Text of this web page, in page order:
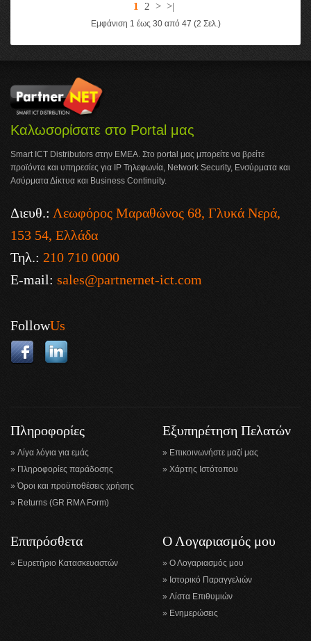
1 2 > >|
Εμφάνιση 1 έως 30 από 47 (2 Σελ.)
Καλωσορίσατε στο Portal μας
Smart ICT Distributors στην ΕΜΕΑ. Στο portal μας μπορείτε να βρείτε
προϊόντα και υπηρεσίες για IP Τηλεφωνία, Network Security, Ενσύρματα και
Ασύρματα Δίκτυα και Business Continuity.
Διευθ.: Λεωφόρος Μαραθώνος 68, Γλυκά Νερά,
153 54, Ελλάδα
Τηλ.: 210 710 0000
E-mail: sales@partnernet-ict.com
FollowUs
Πληροφορίες
Λίγα λόγια για εμάς
Πληροφορίες παράδοσης
Όροι και προϋποθέσεις χρήσης
Returns (GR RMA Form)
Εξυπηρέτηση Πελατών
Επικοινωνήστε μαζί μας
Χάρτης Ιστότοπου
Επιπρόσθετα
Ευρετήριο Κατασκευαστών
Ο Λογαριασμός μου
Ο Λογαριασμός μου
Ιστορικό Παραγγελιών
Λίστα Επιθυμιών
Ενημερώσεις